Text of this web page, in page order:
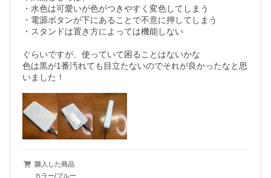
・水色は可愛いが色がつきやすく変色してしまう
・電源ボタンが下にあることで不意に押してしまう
・スタンドは置き方によっては機能しない
ぐらいですが、使っていて困ることはないかな
色は黒が1番汚れても目立たないのでそれが良かったなと思
いました！
購入した商品
カラー/ブルー